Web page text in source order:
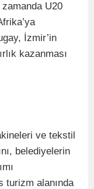
zamanda U20
İzmir’in
kazanması
ve tekstil
belediyelerin
turizm alanında